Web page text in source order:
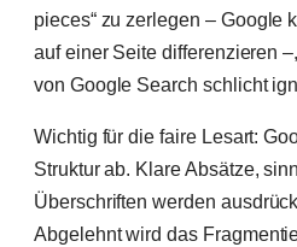
pieces“ zu zerlegen – Google
auf einer Seite differenzieren
von Google Search schlicht
Wichtig für die faire Lesart:
Struktur ab. Klare Absätze,
Überschriften werden
Abgelehnt wird das